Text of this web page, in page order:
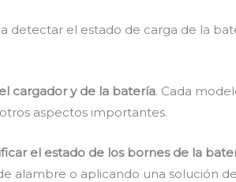
detectar el estado de carga de la
cargador y de la batería. Cada
aspectos importantes.
el estado de los bornes de la
alambre o aplicando una solución